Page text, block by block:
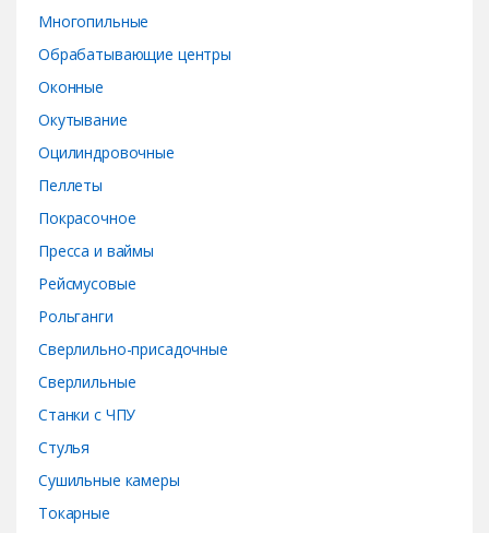
Многопильные
Обрабатывающие центры
Оконные
Окутывание
Оцилиндровочные
Пеллеты
Покрасочное
Пресса и ваймы
Рейсмусовые
Рольганги
Сверлильно-присадочные
Сверлильные
Станки с ЧПУ
Стулья
Сушильные камеры
Токарные